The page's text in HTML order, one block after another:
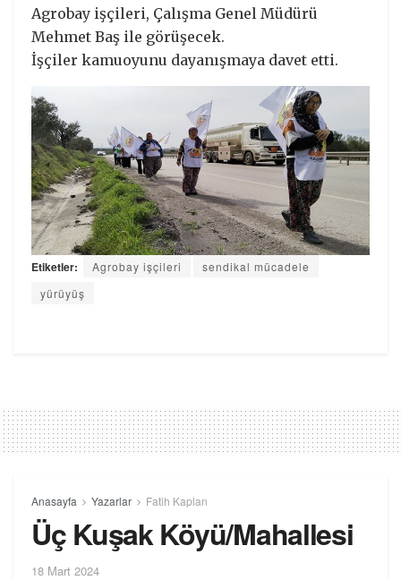
Agrobay işçileri, Çalışma Genel Müdürü
Mehmet Baş ile görüşecek.
İşçiler kamuoyunu dayanışmaya davet etti.
Etiketler: Agrobay işçileri
sendikal mücadele
yürüyüş
Anasayfa Yazarlar Fatih Kaplan
Üç Kuşak Köyü/Mahallesi
18 Mart 2024